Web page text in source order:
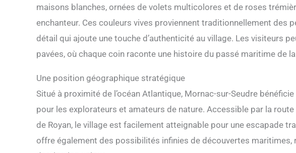
maisons blanches, ornées de volets multicolores et de roses
enchanteur. Ces couleurs vives proviennent traditionnellement des
détail qui ajoute une touche d’authenticité au village. Les visiteurs
pavées, où chaque coin raconte une histoire du passé maritime de
Une position géographique stratégique
Situé à proximité de l’océan Atlantique, Mornac-sur-Seudre
pour les explorateurs et amateurs de nature. Accessible par la
de Royan, le village est facilement atteignable pour une escapade
offre également des possibilités infinies de découvertes maritimes,